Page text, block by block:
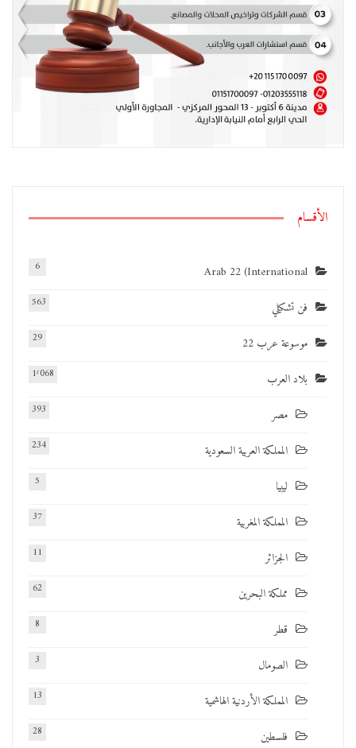
الأقسام
Arab 22 (International
6
فن تشكيلي 563
موسوعة عرب 22 29
بلاد العرب 1٬068
مصر 393
المملكة العربية السعودية 234
ليبيا 5
المملكة المغربية 37
الجزائر 11
مملكة البحرين 62
قطر 8
الصومال 3
المملكة الأردنية الهاشمية 13
فلسطين 28